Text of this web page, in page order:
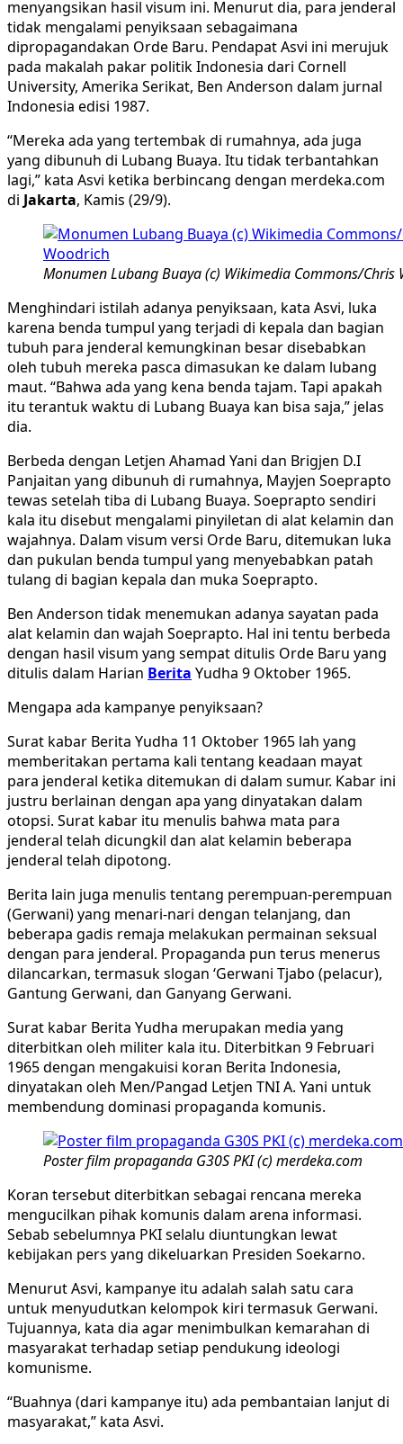
menyangsikan hasil visum ini. Menurut dia, para jenderal
tidak mengalami penyiksaan sebagaimana
dipropagandakan Orde Baru. Pendapat Asvi ini merujuk
pada makalah pakar politik Indonesia dari Cornell
University, Amerika Serikat, Ben Anderson dalam jurnal
Indonesia edisi 1987.
“Mereka ada yang tertembak di rumahnya, ada juga
yang dibunuh di Lubang Buaya. Itu tidak terbantahkan
lagi,” kata Asvi ketika berbincang dengan merdeka.com
di Jakarta, Kamis (29/9).
Monumen Lubang Buaya (c) Wikimedia Commons/Chris
Menghindari istilah adanya penyiksaan, kata Asvi, luka
karena benda tumpul yang terjadi di kepala dan bagian
tubuh para jenderal kemungkinan besar disebabkan
oleh tubuh mereka pasca dimasukan ke dalam lubang
maut. “Bahwa ada yang kena benda tajam. Tapi apakah
itu terantuk waktu di Lubang Buaya kan bisa saja,” jelas
dia.
Berbeda dengan Letjen Ahamad Yani dan Brigjen D.I
Panjaitan yang dibunuh di rumahnya, Mayjen Soeprapto
tewas setelah tiba di Lubang Buaya. Soeprapto sendiri
kala itu disebut mengalami pinyiletan di alat kelamin dan
wajahnya. Dalam visum versi Orde Baru, ditemukan luka
dan pukulan benda tumpul yang menyebabkan patah
tulang di bagian kepala dan muka Soeprapto.
Ben Anderson tidak menemukan adanya sayatan pada
alat kelamin dan wajah Soeprapto. Hal ini tentu berbeda
dengan hasil visum yang sempat ditulis Orde Baru yang
ditulis dalam Harian Berita Yudha 9 Oktober 1965.
Mengapa ada kampanye penyiksaan?
Surat kabar Berita Yudha 11 Oktober 1965 lah yang
memberitakan pertama kali tentang keadaan mayat
para jenderal ketika ditemukan di dalam sumur. Kabar ini
justru berlainan dengan apa yang dinyatakan dalam
otopsi. Surat kabar itu menulis bahwa mata para
jenderal telah dicungkil dan alat kelamin beberapa
jenderal telah dipotong.
Berita lain juga menulis tentang perempuan-perempuan
(Gerwani) yang menari-nari dengan telanjang, dan
beberapa gadis remaja melakukan permainan seksual
dengan para jenderal. Propaganda pun terus menerus
dilancarkan, termasuk slogan ‘Gerwani Tjabo (pelacur),
Gantung Gerwani, dan Ganyang Gerwani.
Surat kabar Berita Yudha merupakan media yang
diterbitkan oleh militer kala itu. Diterbitkan 9 Februari
1965 dengan mengakuisi koran Berita Indonesia,
dinyatakan oleh Men/Pangad Letjen TNI A. Yani untuk
membendung dominasi propaganda komunis.
Poster film propaganda G30S PKI (c) merdeka.com
Koran tersebut diterbitkan sebagai rencana mereka
mengucilkan pihak komunis dalam arena informasi.
Sebab sebelumnya PKI selalu diuntungkan lewat
kebijakan pers yang dikeluarkan Presiden Soekarno.
Menurut Asvi, kampanye itu adalah salah satu cara
untuk menyudutkan kelompok kiri termasuk Gerwani.
Tujuannya, kata dia agar menimbulkan kemarahan di
masyarakat terhadap setiap pendukung ideologi
komunisme.
“Buahnya (dari kampanye itu) ada pembantaian lanjut di
masyarakat,” kata Asvi.